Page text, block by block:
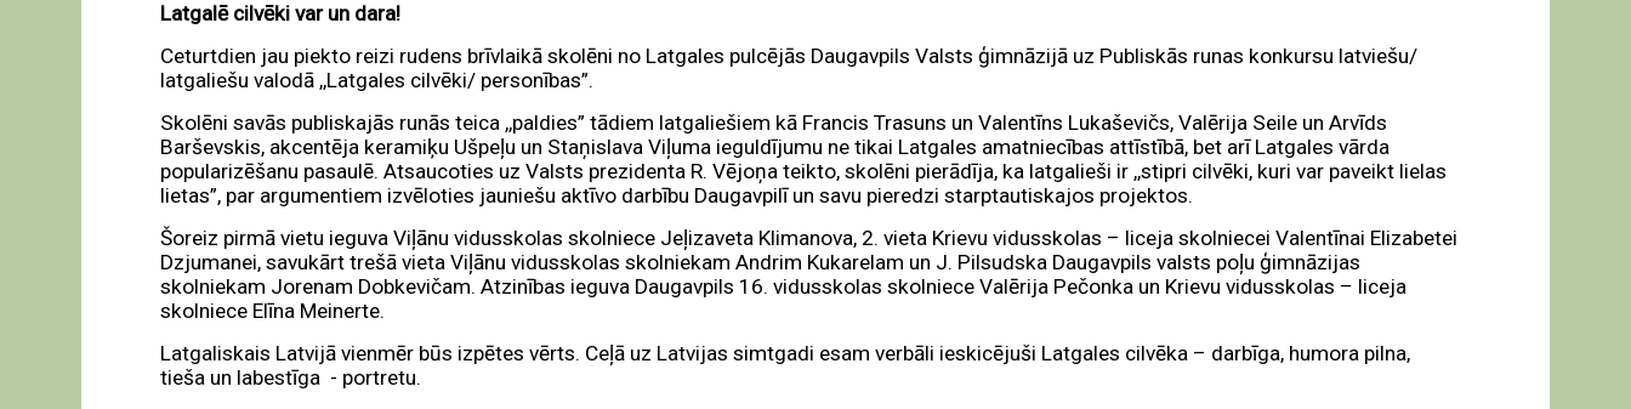
Latgalē cilvēki var un dara!
Ceturtdien jau piekto reizi rudens brīvlaikā skolēni no Latgales pulcējās Daugavpils Valsts ģimnāzijā uz Publiskās runas konkursu latviešu/
latgaliešu valodā ,,Latgales cilvēki/ personības”.
Skolēni savās publiskajās runās teica ,,paldies” tādiem latgaliešiem kā Francis Trasuns un Valentīns Lukaševičs, Valērija Seile un Arvīds
Barševskis, akcentēja keramiķu Ušpeļu un Staņislava Viļuma ieguldījumu ne tikai Latgales amatniecības attīstībā, bet arī Latgales vārda
popularizēšanu pasaulē. Atsaucoties uz Valsts prezidenta R. Vējoņa teikto, skolēni pierādīja, ka latgalieši ir ,,stipri cilvēki, kuri var paveikt lielas
lietas”, par argumentiem izvēloties jauniešu aktīvo darbību Daugavpilī un savu pieredzi starptautiskajos projektos.
Šoreiz pirmā vietu ieguva Viļānu vidusskolas skolniece Jeļizaveta Klimanova, 2. vieta Krievu vidusskolas – liceja skolniecei Valentīnai Elizabetei
Dzjumanei, savukārt trešā vieta Viļānu vidusskolas skolniekam Andrim Kukarelam un J. Pilsudska Daugavpils valsts poļu ģimnāzijas
skolniekam Jorenam Dobkevičam. Atzinības ieguva Daugavpils 16. vidusskolas skolniece Valērija Pečonka un Krievu vidusskolas – liceja
skolniece Elīna Meinerte.
Latgaliskais Latvijā vienmēr būs izpētes vērts. Ceļā uz Latvijas simtgadi esam verbāli ieskicējuši Latgales cilvēka – darbīga, humora pilna,
tieša un labestīga - portretu.